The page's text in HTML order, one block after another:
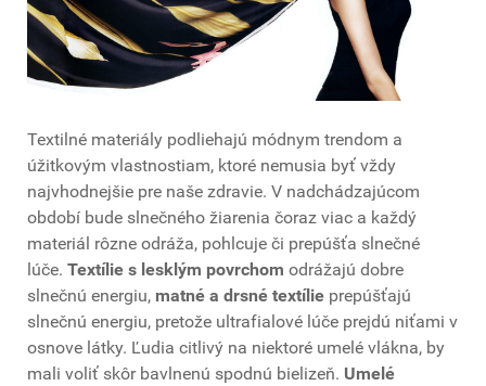
Textilné materiály podliehajú módnym trendom a
úžitkovým vlastnostiam, ktoré nemusia byť vždy
najvhodnejšie pre naše zdravie. V nadchádzajúcom
období bude slnečného žiarenia čoraz viac a každý
materiál rôzne odráža, pohlcuje či prepúšťa slnečné
lúče. Textílie s lesklým povrchom odrážajú dobre
slnečnú energiu, matné a drsné textílie prepúšťajú
slnečnú energiu, pretože ultrafialové lúče prejdú niťami v
osnove látky. Ľudia citlivý na niektoré umelé vlákna, by
mali voliť skôr bavlnenú spodnú bielizeň. Umelé